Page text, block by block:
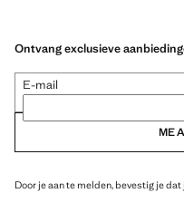
Ontvang exclusieve
E-mail
ME
Door je aan te melden, bevestig je dat